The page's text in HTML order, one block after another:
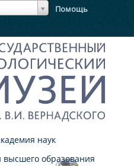
Помощь
наук
образования